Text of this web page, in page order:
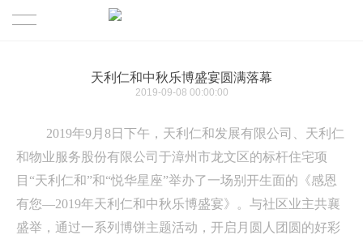
天利仁和中秋乐博盛宴圆满落幕
2019-09-08 00:00:00
2019年9月8日下午，天利仁和发展有限公司、天利仁
和物业服务股份有限公司于漳州市龙文区的标杆住宅项
目“天利仁和”和“悦华星座”举办了一场别开生面的《感恩
有您—2019年天利仁和中秋乐博盛宴》。与社区业主共襄
盛举，通过一系列博饼主题活动，开启月圆人团圆的好彩
组织架构
房地产开发
房产置业服务
业态展示
精品楼盘
新闻资讯